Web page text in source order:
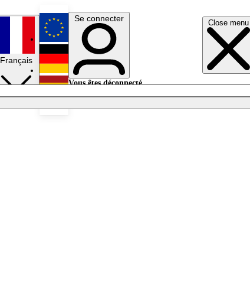
Close menu
Français
English
Deutsch
Se connecter
Vous êtes déconnecté.